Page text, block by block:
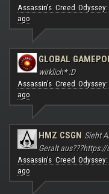
Assassin's Creed
ago
GLOBAL
wirklich* :D
Assassin's Creed
ago
HMZ CSGN Sieht
Geralt aus???https://
Assassin's Creed
ago